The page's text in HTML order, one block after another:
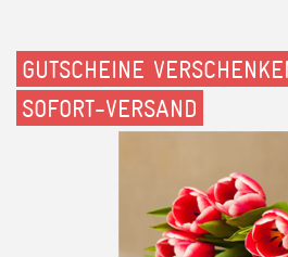
GUTSCHEINE
SOFORT-VERSAND